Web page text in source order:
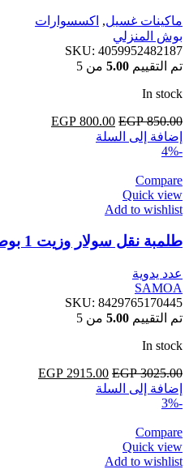
ماكينات غسيل, اكسسوارات
بوش المنزلي
SKU: 4059952482187
تم التقييم 5.00 من 5
In stock
EGP850.00
السعر
الأصلي
EGP 800.00
السعر
إضافة إلى السلة
-4%
Compare
Quick view
Add to wishlist
طلمبة نقل سولار وزيت 1 بوصة يدوي SAMOA اسباني
عدد يدوية
SAMOA
SKU: 8429765170445
تم التقييم 5.00 من 5
In stock
EGP3025.00
السعر
الأصلي
EGP 2915.00
السعر
إضافة إلى السلة
-3%
Compare
Quick view
Add to wishlist